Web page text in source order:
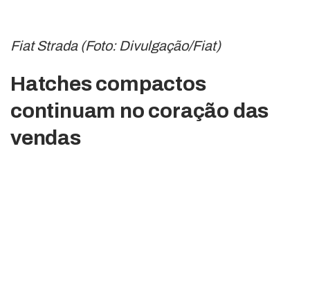
Fiat Strada (Foto: Divulgação/Fiat)
Hatches compactos
continuam no coração das
vendas